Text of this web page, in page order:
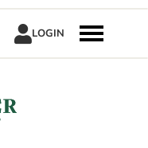
LOGIN
Navigation
umschalten